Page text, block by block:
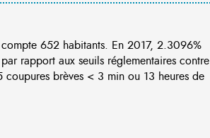
652 habitants. En 2017, 2.3096%
rapport aux seuils réglementaires contre
brèves < 3 min ou 13 heures de